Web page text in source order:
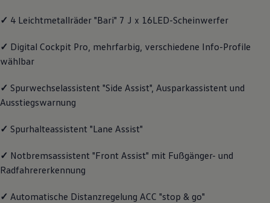
Warn- und Kontrollleuchten
Digitale Betriebsanleitung
Live Beratung
Transport
Familie
Elektromobilität
Pannen- und Unfallhilfe
✓ 4 Leichtmetallräder "Bari" 7 J x 16LED-Scheinwerfer
✓ Digital Cockpit Pro, mehrfarbig, verschiedene Info-Profile
wählbar
✓ Spurwechselassistent "Side Assist", Ausparkassistent und
Ausstiegswarnung
✓ Spurhalteassistent "Lane Assist"
✓ Notbremsassistent "Front Assist" mit Fußgänger- und
Radfahrererkennung
✓ Automatische Distanzregelung ACC "stop & go"